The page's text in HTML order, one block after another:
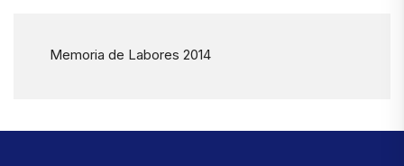
Memoria de Labores 2014